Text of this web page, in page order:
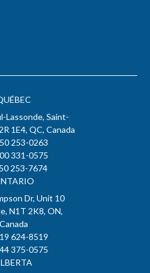
Lassonde, Saint-
1E4, QC, Canada
253-0263
331-0575
253-7674
Dr, Unit 10
N1T 2K8, ON,
Canada
624-8519
375-0575